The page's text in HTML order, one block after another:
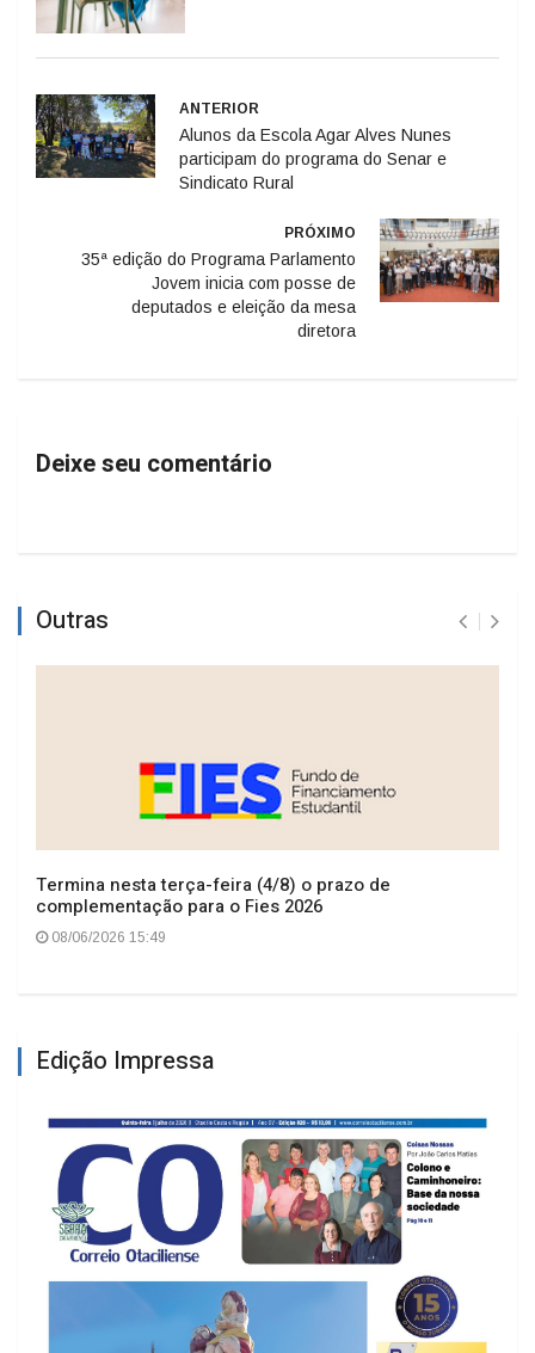
ANTERIOR
Alunos da Escola Agar Alves Nunes
participam do programa do Senar e
Sindicato Rural
PRÓXIMO
35ª edição do Programa Parlamento
Jovem inicia com posse de
deputados e eleição da mesa
diretora
Deixe seu comentário
Outras
Termina nesta terça-feira (4/8) o prazo de
complementação para o Fies 2026
08/06/2026 15:49
Edição Impressa